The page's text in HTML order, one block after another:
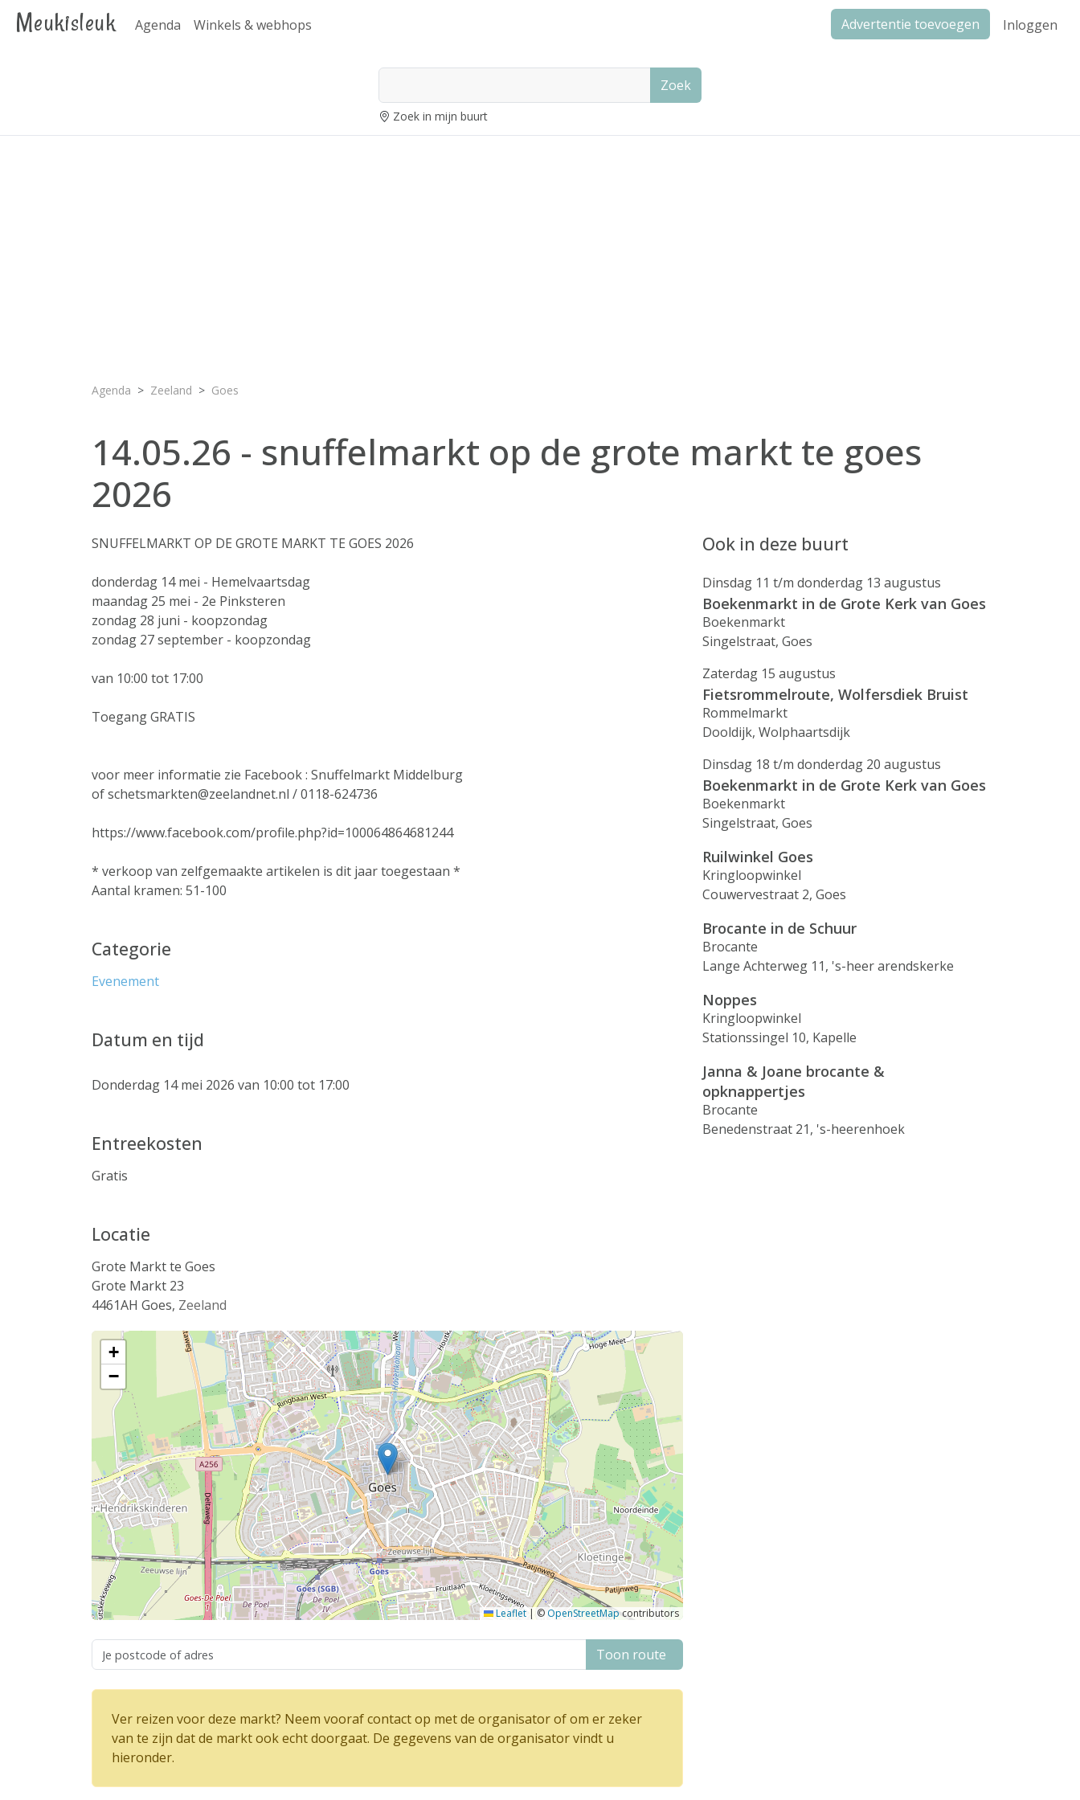
Meukisleuk Agenda Winkels & webhops Advertentie toevoegen Inloggen
Zoek
Zoek in mijn buurt
Agenda Zeeland Goes
14.05.26 - snuffelmarkt op de grote markt te goes
2026
SNUFFELMARKT OP DE GROTE MARKT TE GOES 2026
donderdag 14 mei - Hemelvaartsdag
maandag 25 mei - 2e Pinksteren
zondag 28 juni - koopzondag
zondag 27 september - koopzondag
van 10:00 tot 17:00
Toegang GRATIS
voor meer informatie zie Facebook : Snuffelmarkt Middelburg
of schetsmarkten@zeelandnet.nl / 0118-624736
https://www.facebook.com/profile.php?id=100064864681244
* verkoop van zelfgemaakte artikelen is dit jaar toegestaan *
Aantal kramen: 51-100
Categorie
Evenement
Datum en tijd
Donderdag 14 mei 2026 van 10:00 tot 17:00
Entreekosten
Gratis
Locatie
Grote Markt te Goes
Grote Markt 23
4461AH Goes, Zeeland
+
−
Leaflet| © OpenStreetMapcontributors
Toon route
Ver reizen voor deze markt? Neem vooraf contact op met de organisator of om er zeker
van te zijn dat de markt ook echt doorgaat. De gegevens van de organisator vindt u
hieronder.
Ook in deze buurt
Dinsdag 11 t/m donderdag 13 augustus
Boekenmarkt in de Grote Kerk van Goes
Boekenmarkt
Singelstraat, Goes
Zaterdag 15 augustus
Fietsrommelroute, Wolfersdiek Bruist
Rommelmarkt
Dooldijk, Wolphaartsdijk
Dinsdag 18 t/m donderdag 20 augustus
Boekenmarkt in de Grote Kerk van Goes
Boekenmarkt
Singelstraat, Goes
Ruilwinkel Goes
Kringloopwinkel
Couwervestraat 2, Goes
Brocante in de Schuur
Brocante
Lange Achterweg 11, 's-heer arendskerke
Noppes
Kringloopwinkel
Stationssingel 10, Kapelle
Janna & Joane brocante &
opknappertjes
Brocante
Benedenstraat 21, 's-heerenhoek